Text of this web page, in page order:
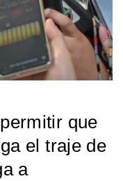
que
el traje de
a